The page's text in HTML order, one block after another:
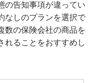
の告知事項が違ってい
なしのプランを選択で
数の保険会社の商品を
れることをおすすめし